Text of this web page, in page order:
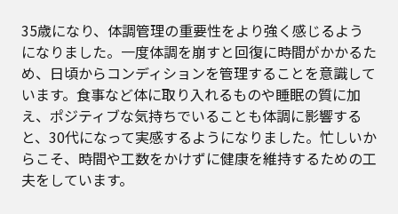
35歳になり、体調管理の重要性をより強く感じるよう
になりました。一度体調を崩すと回復に時間がかかるた
め、日頃からコンディションを管理することを意識して
います。食事など体に取り入れるものや睡眠の質に加
え、ポジティブな気持ちでいることも体調に影響する
と、30代になって実感するようになりました。忙しいか
らこそ、時間や工数をかけずに健康を維持するための工
夫をしています。